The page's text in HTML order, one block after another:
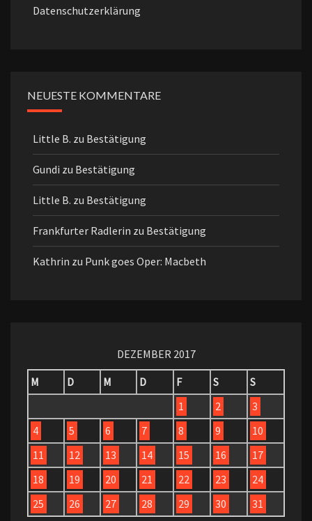
Datenschutzerklärung
NEUESTE KOMMENTARE
Little B. zu Bestätigung
Gundi zu Bestätigung
Little B. zu Bestätigung
Frankfurter Radlerin zu Bestätigung
Kathrin zu Punk goes Oper: Macbeth
DEZEMBER 2017
M
D M D F S
S
1
2
3
4
5 6 7 8 9
10
11
12 13 14 15 16
17
18
19 20 21 22 23
24
25
26 27 28 29 30
31